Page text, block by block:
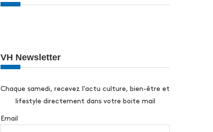
VH Newsletter
Chaque samedi, recevez l'actu culture, bien-être et
lifestyle directement dans votre boite mail
Email